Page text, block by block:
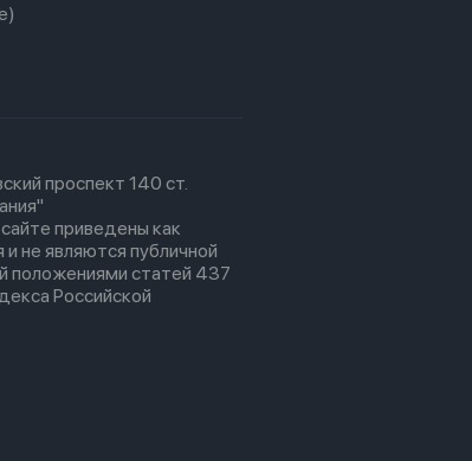
проспект 140 ст.
приведены как
не являются публичной
положениями статей 437
Российской